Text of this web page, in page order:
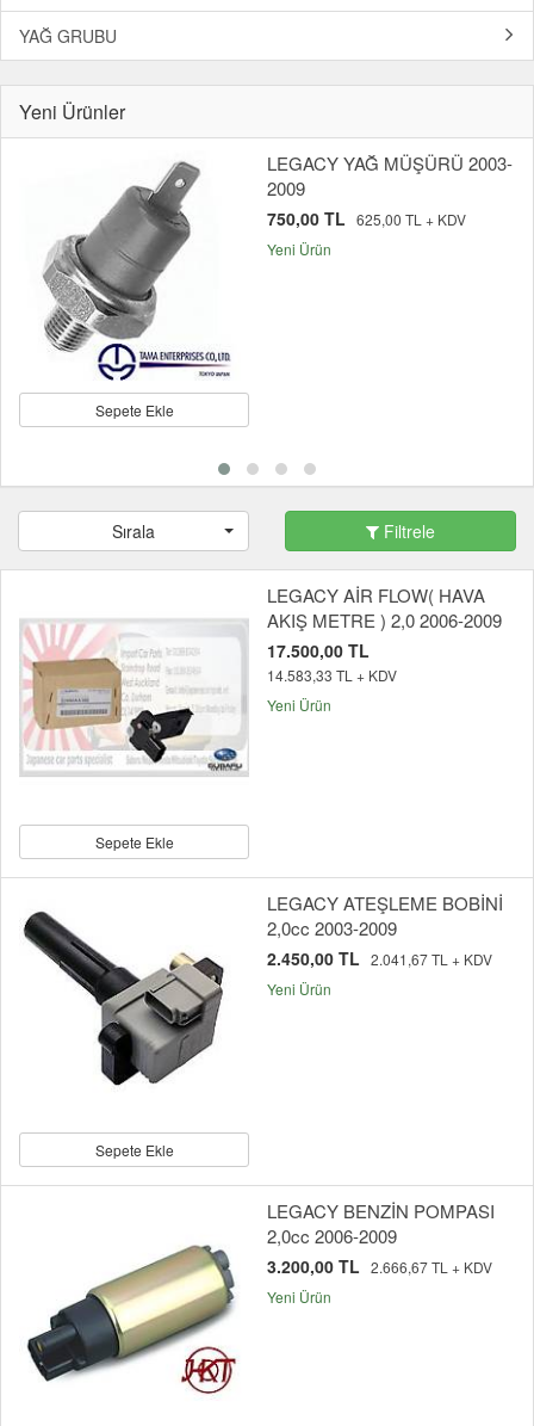
YAĞ GRUBU
Yeni Ürünler
Sepete Ekle
LEGACY YAĞ MÜŞÜRÜ 2003-
2009
750,00 TL 625,00 TL + KDV
Yeni Ürün
Sırala Filtrele
Sepete Ekle
LEGACY AİR FLOW( HAVA
AKIŞ METRE ) 2,0 2006-2009
17.500,00 TL
14.583,33 TL + KDV
Yeni Ürün
Sepete Ekle
LEGACY ATEŞLEME BOBİNİ
2,0cc 2003-2009
2.450,00 TL 2.041,67 TL + KDV
Yeni Ürün
LEGACY BENZİN POMPASI
2,0cc 2006-2009
3.200,00 TL 2.666,67 TL + KDV
Yeni Ürün